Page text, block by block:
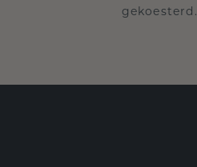
gekoesterd.